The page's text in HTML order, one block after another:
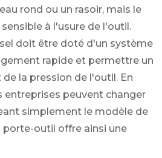
rond ou un rasoir, mais le
à l'usure de l'outil.
doit être doté d'un système
rapide et permettre un
la pression de l'outil. En
entreprises peuvent changer
simplement le modèle de
porte-outil offre ainsi une